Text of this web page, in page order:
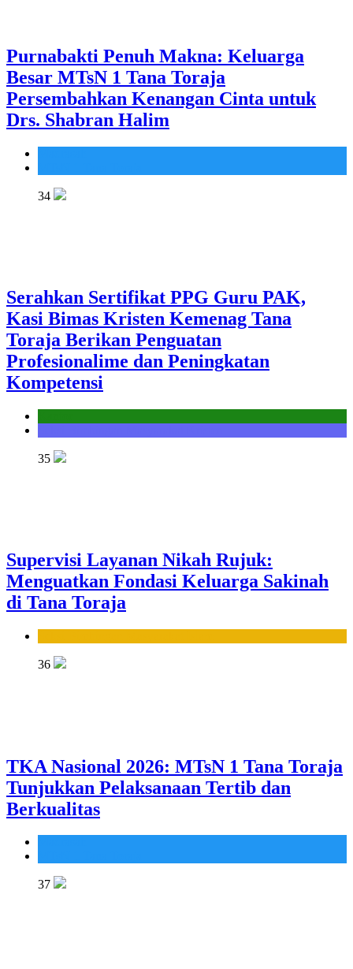
Purnabakti Penuh Makna: Keluarga
Besar MTsN 1 Tana Toraja
Persembahkan Kenangan Cinta untuk
Drs. Shabran Halim
34
Serahkan Sertifikat PPG Guru PAK,
Kasi Bimas Kristen Kemenag Tana
Toraja Berikan Penguatan
Profesionalime dan Peningkatan
Kompetensi
35
Supervisi Layanan Nikah Rujuk:
Menguatkan Fondasi Keluarga Sakinah
di Tana Toraja
36
TKA Nasional 2026: MTsN 1 Tana Toraja
Tunjukkan Pelaksanaan Tertib dan
Berkualitas
37